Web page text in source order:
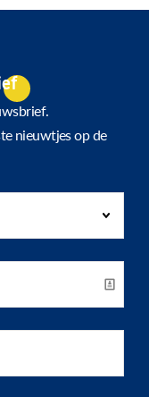
nieuwtjes op de